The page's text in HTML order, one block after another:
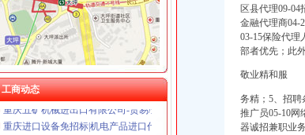
工商动态
重庆公司注册_工商代理_个体工商户_分公司_进出口权申请_营业执
重庆外贸_重庆外贸公司_重庆进出口贸易_置顶吧网
专业外贸进出口代理_重庆_天涯论坛_天涯社区
重庆公司注册|营业执照代办|代理记帐|代办税务
重庆代办营业执照,重庆工商代办,重庆注册公司,重庆代理记账,
重庆五矿机械进出口有限公司-贸易/进出口-大渝人才网-腾讯·大渝网
重庆进口设备免招标|机电产品进口代理|重庆设备招标
会议室-公司风采-重庆鑫茂财务管理有限公司|重庆公司代办|重庆代办企
区县代理09-04
金融代理商04-
03-15保险代理
部者优先；此
敬业精和服
务精；5、招聘
推广员05-10网
器诚招兼职业